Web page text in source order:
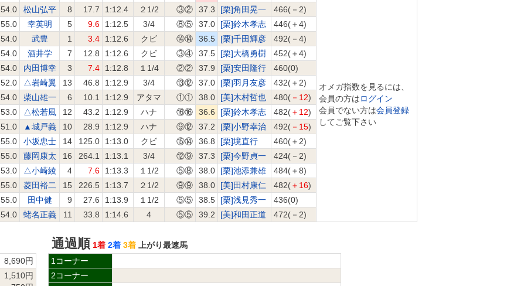
オメガ指数を見るには、
会員の方はログイン
会員でない方は会員登録
してご覧下さい
54.0 松山弘平 8 17.7 1:12.4 ２1/2 ③② 37.3 [栗]角田晃一
466(－2)
55.0 幸英明 5 9.6 1:12.5 3/4 ⑧⑤ 37.0 [栗]鈴木孝志
446(＋4)
54.0 武豊 1 3.4 1:12.6 クビ ⑭⑭ 36.5 [栗]千田輝彦
492(－4)
54.0 酒井学 7 12.8 1:12.6 クビ ③④ 37.5 [栗]大橋勇樹
452(＋4)
54.0 内田博幸 3 7.4 1:12.8 １1/4 ②② 37.9 [栗]安田隆行
460(0)
52.0 △岩崎翼 13 46.8 1:12.9 3/4 ⑬⑫ 37.0 [栗]羽月友彦
432(＋2)
54.0 柴山雄一 6 10.1 1:12.9 アタマ ①① 38.0 [美]木村哲也 480( －12)
53.0 △松若風 12 43.2 1:12.9 ハナ ⑯⑯ 36.6 [栗]鈴木孝志 482(＋12)
51.0 ▲城戸義 10 28.9 1:12.9 ハナ ⑨⑫ 37.2 [栗]小野幸治 492( －15)
55.0 小坂忠士 14 125.0 1:13.0 クビ ⑮⑭ 36.8 [栗]境直行
460(＋2)
55.0 藤岡康太 16 264.1 1:13.1 3/4 ⑫⑨ 37.3 [栗]今野貞一
424(－2)
53.0 △小崎綾 4 7.6 1:13.3 １1/2 ⑤⑧ 38.0 [栗]池添兼雄
484(＋8)
55.0 菱田裕二 15 226.5 1:13.7 ２1/2 ⑨⑨ 38.0 [美]田村康仁 482(＋16)
55.0 田中健 9 27.6 1:13.9 １1/2 ⑤⑤ 38.5 [栗]浅見秀一
436(0)
54.0 蛯名正義 11 33.8 1:14.6 ４ ⑤⑤ 39.2 [美]和田正道 472(－2)
8,690円
1,510円
通過順 1着 2着 3着
上がり最速馬
1コーナー
2コーナー